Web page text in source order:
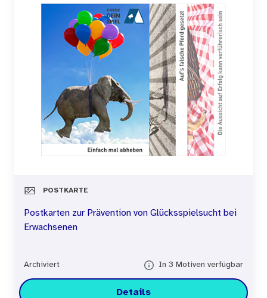
POSTKARTE
Postkarten zur Prävention von Glücksspielsucht bei
Erwachsenen
Archiviert In 3 Motiven verfügbar
Details